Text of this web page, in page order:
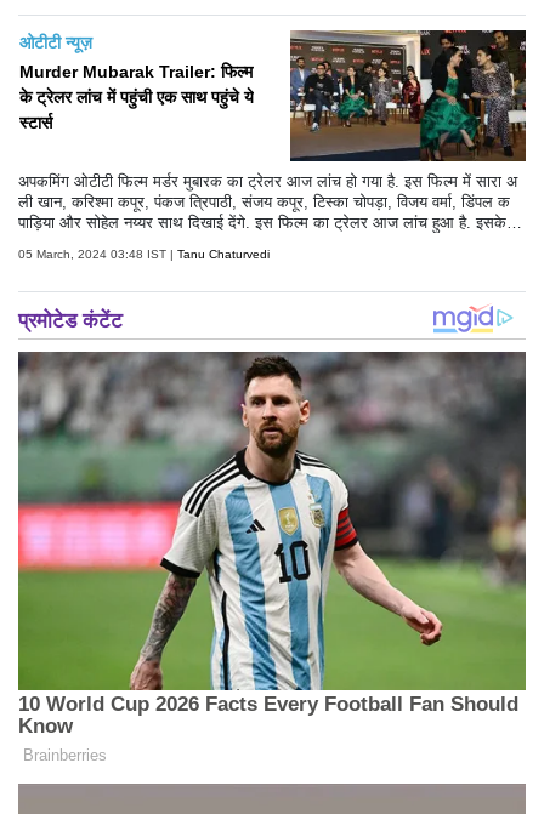
ओटीटी न्यूज़
Murder Mubarak Trailer: फिल्म
के ट्रेलर लांच में पहुंची एक साथ पहुंचे ये
स्टार्स
अपकमिंग ओटीटी फिल्म मर्डर मुबारक का ट्रेलर आज लांच हो गया है. इस फिल्म में सारा अ
ली खान, करिश्मा कपूर, पंकज त्रिपाठी, संजय कपूर, टिस्का चोपड़ा, विजय वर्मा, डिंपल क
पाड़िया और सोहेल नय्यर साथ दिखाई देंगे. इस फिल्म का ट्रेलर आज लांच हुआ है. इसके
05 March, 2024 03:48 IST | Tanu Chaturvedi